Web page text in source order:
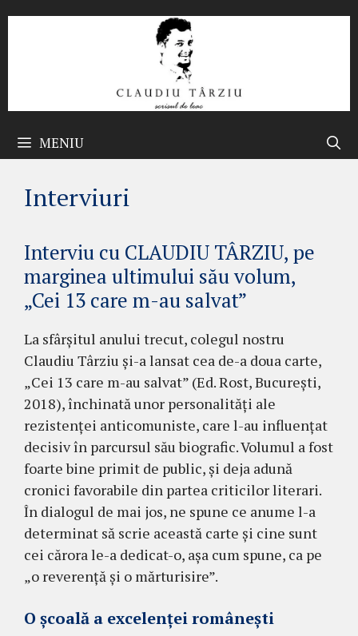
MENIU
Interviuri
Interviu cu CLAUDIU TÂRZIU, pe
marginea ultimului său volum,
„Cei 13 care m-au salvat”
La sfârşitul anului trecut, colegul nostru
Claudiu Târziu şi-a lansat cea de-a doua carte,
„Cei 13 care m-au salvat” (Ed. Rost, Bucureşti,
2018), închinată unor personalităţi ale
rezistenţei anticomuniste, care l-au influenţat
decisiv în parcursul său biografic. Vo­lumul a fost
foar­te bine pri­mit de pu­blic, şi deja adună
cronici favo­ra­bile din partea criti­ci­lor literari.
În dia­logul de mai jos, ne spune ce anume l-a
determinat să scrie a­ceastă carte şi cine sunt
cei cărora le-a dedi­cat-o, aşa cum sp­une, ca pe
„o reve­renţă şi o măr­turisire”.
O şcoală a excelenţei româneşti